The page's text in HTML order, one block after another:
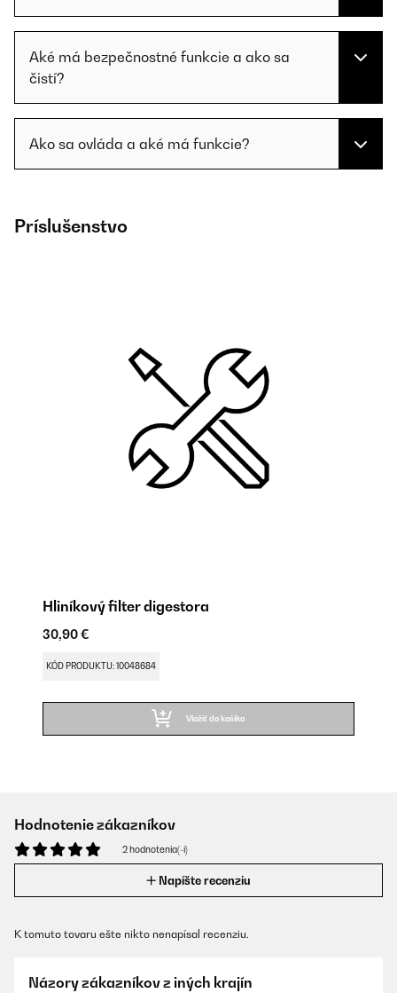
Aké má bezpečnostné funkcie a ako sa
čistí?
Ako sa ovláda a aké má funkcie?
Príslušenstvo
Hliníkový filter digestora
30,90 €
KÓD PRODUKTU: 10048684
Vložiť do košíka
Hodnotenie zákazníkov
2 hodnotenia(-í)
Napíšte recenziu
K tomuto tovaru ešte nikto nenapísal recenziu.
Názory zákazníkov z iných krajín